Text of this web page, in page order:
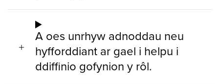
A oes unrhyw adnoddau neu
hyfforddiant ar gael i helpu i
ddiffinio gofynion y rôl.